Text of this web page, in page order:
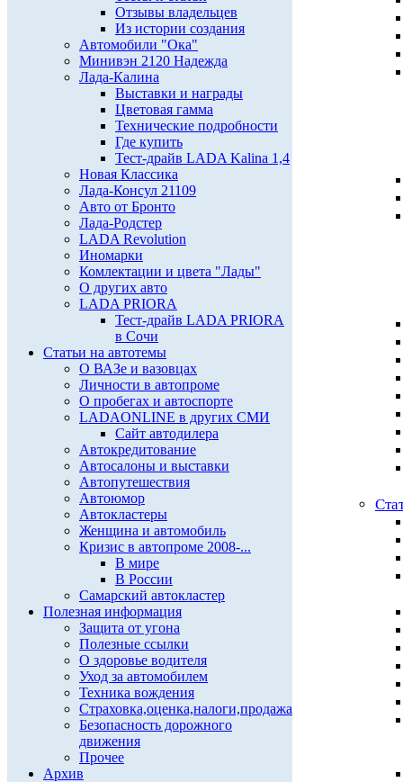
Отзывы владельцев
Из истории создания
Автомобили "Ока"
Минивэн 2120 Надежда
Лада-Калина
Выставки и награды
Цветовая гамма
Технические подробности
Где купить
Тест-драйв LADA Kalina 1,4
Новая Классика
Лада-Консул 21109
Авто от Бронто
Лада-Родстер
LADA Revolution
Иномарки
Комлектации и цвета "Лады"
О других авто
LADA PRIORA
Тест-драйв LADA PRIORA
в Сочи
Статьи на автотемы
О ВАЗе и вазовцах
Личности в автопроме
О пробегах и автоспорте
LADAONLINE в других СМИ
Сайт автодилера
Автокредитование
Автосалоны и выставки
Автопутешествия
Автоюмор
Автокластеры
Женщина и автомобиль
Кризис в автопроме 2008-...
В мире
В России
Самарский автокластер
Полезная информация
Защита от угона
Полезные ссылки
О здоровье водителя
Уход за автомобилем
Техника вождения
Страховка,оценка,налоги,продажа
Безопасность дорожного
движения
Прочее
Архив